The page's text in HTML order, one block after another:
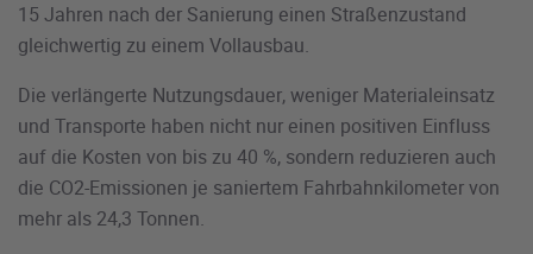
15 Jahren nach der Sanierung einen Straßenzustand
gleichwertig zu einem Vollausbau.
Die verlängerte Nutzungsdauer, weniger Materialeinsatz
und Transporte haben nicht nur einen positiven Einfluss
auf die Kosten von bis zu 40 %, sondern reduzieren auch
die CO2-Emissionen je saniertem Fahrbahnkilometer von
mehr als 24,3 Tonnen.